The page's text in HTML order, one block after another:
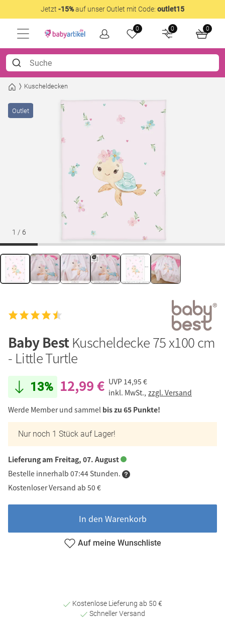
Jetzt -15%auf unser Outlet mit Code: outlet15
0 0 0
Kuscheldecken
1 / 6
Outlet
Baby BestKuscheldecke 75 x100 cm
- Little Turtle
13% 12,99 € UVP 14,95 €
inkl. MwSt., zzgl. Versand
Werde Member und sammel bis zu 65 Punkte!
Nur noch 1 Stück auf Lager!
Lieferung am Freitag, 07. August
Bestelle innerhalb 07:44 Stunden.
Kostenloser Versand ab 50 €
In den Warenkorb
Auf meine Wunschliste
Kostenlose Lieferung ab 50 €
Schneller Versand